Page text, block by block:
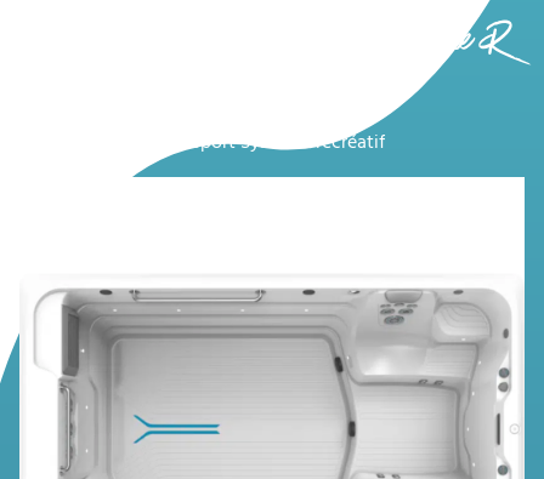
Aperçu des systèmes de loisirs - Série R
RecSport Système récréatif